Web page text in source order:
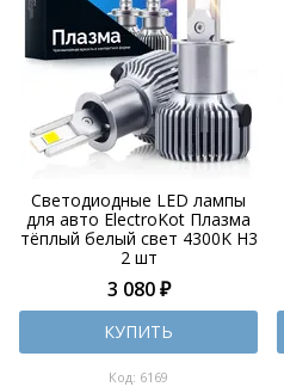
Светодиодные LED лампы
для авто ElectroKot Плазма
тёплый белый свет 4300K H3
2 шт
3 080 ₽
КУПИТЬ
Код: 6169